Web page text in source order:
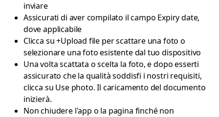
inviare
Assicurati di aver compilato il campo Expiry date,
dove applicabile
Clicca su +Upload file per scattare una foto o
selezionare una foto esistente dal tuo dispositivo
Una volta scattata o scelta la foto, e dopo esserti
assicurato che la qualità soddisfi i nostri requisiti,
clicca su Use photo. Il caricamento del documento
inizierà.
Non chiudere l'app o la pagina finché non